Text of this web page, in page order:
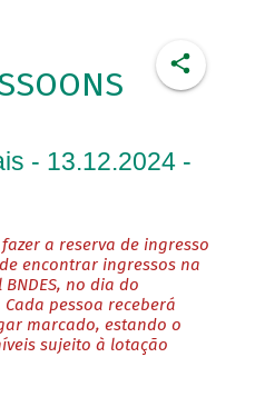
- 13.12.2024 -
a reserva de ingresso
encontrar ingressos na
no dia do
pessoa receberá
marcado, estando o
sujeito à lotação